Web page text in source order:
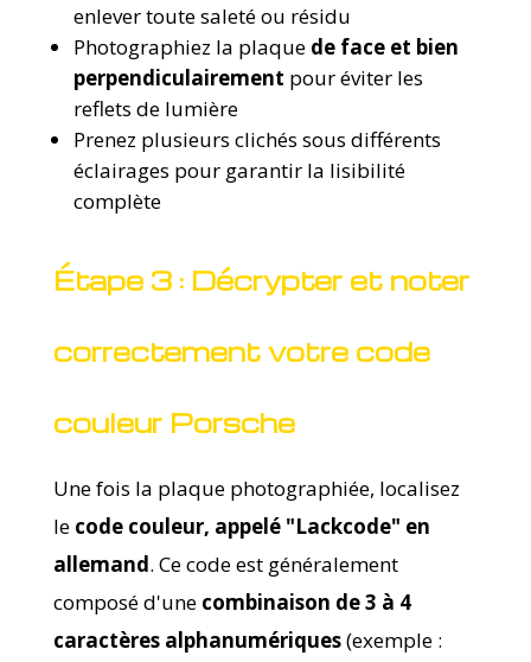
enlever toute saleté ou résidu
Photographiez la plaque de face et bien
perpendiculairement pour éviter les
reflets de lumière
Prenez plusieurs clichés sous différents
éclairages pour garantir la lisibilité
complète
Étape 3 : Décrypter et noter
correctement votre code
couleur Porsche
Une fois la plaque photographiée, localisez
le code couleur, appelé "Lackcode" en
allemand. Ce code est généralement
composé d'une combinaison de 3 à 4
caractères alphanumériques(exemple :